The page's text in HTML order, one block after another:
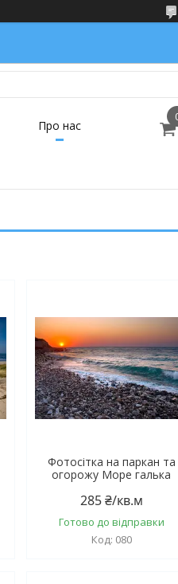
Про нас
Фотосітка на паркан та
огорожу Море галька
285 ₴/кв.м
Готово до відправки
080